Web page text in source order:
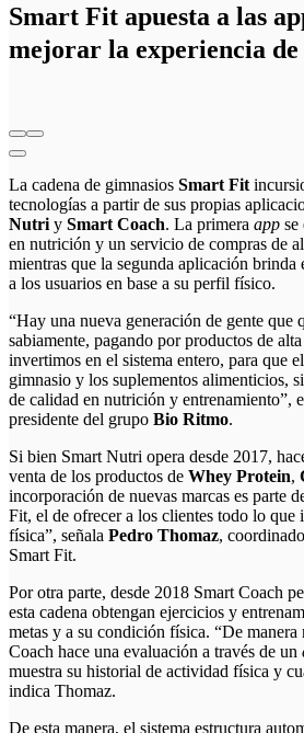
Smart Fit apuesta a las
mejorar la experiencia de
La cadena de gimnasios Smart Fit
tecnologías a partir de sus propias
Nutri y Smart Coach. La primera app se
en nutrición y un servicio de compras de
mientras que la segunda aplicación brinda
a los usuarios en base a su perfil físico.
“Hay una nueva generación de gente que
sabiamente, pagando por productos de
invertimos en el sistema entero, para que
gimnasio y los suplementos alimenticios,
de calidad en nutrición y entrenamiento”,
presidente del grupo Bio Ritmo.
Si bien Smart Nutri opera desde 2017,
venta de los productos de Whey Protein,
incorporación de nuevas marcas es parte
Fit, el de ofrecer a los clientes todo lo que
física”, señala Pedro Thomaz,
Smart Fit.
Por otra parte, desde 2018 Smart Coach
esta cadena obtengan ejercicios y
metas y a su condición física. “De
Coach hace una evaluación a través de un
muestra su historial de actividad física y
indica Thomaz.
De esta manera, el sistema estructura